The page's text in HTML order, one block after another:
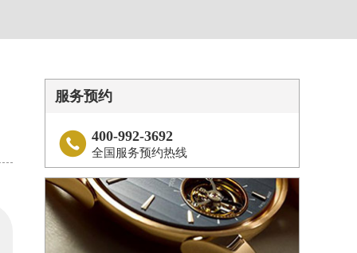
服务预约
 400-992-3692
全国服务预约热线